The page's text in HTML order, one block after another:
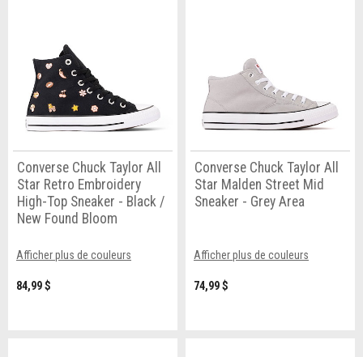
Converse Chuck Taylor All
Star Retro Embroidery
High-Top Sneaker - Black /
New Found Bloom
Afficher plus de couleurs
84,99 $
Converse Chuck Taylor All
Star Malden Street Mid
Sneaker - Grey Area
Afficher plus de couleurs
74,99 $